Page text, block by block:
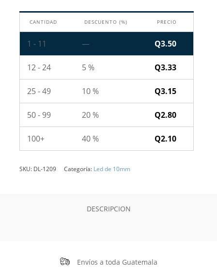
CANTIDAD DESCUENTO (%) PRECIO
1 - 11 — Q3.50
12 - 24 5 % Q3.33
25 - 49 10 % Q3.15
50 - 99 20 % Q2.80
100+ 40 % Q2.10
SKU: DL-1209 Categoría: Led de 10mm
DESCRIPCION
Envíos a toda Guatemala